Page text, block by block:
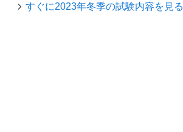
すぐに2023年冬季の試験内容を見る